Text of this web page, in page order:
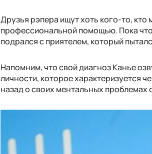
Друзья рэпера ищут хоть кого-то, кто
профессиональной помощью. Пока
подрался с приятелем, который
Напомним, что свой диагноз Канье
личности, которое характеризуется
назад о своих ментальных